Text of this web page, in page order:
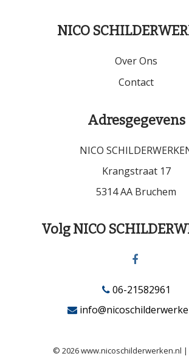
NICO
Over Ons
Contact
Adresgegevens
NICO
Krangstraat 17
5314 AA Bruchem
Volg NICO
06-21582961
© 2026 www.nicoschilderwerken.nl |